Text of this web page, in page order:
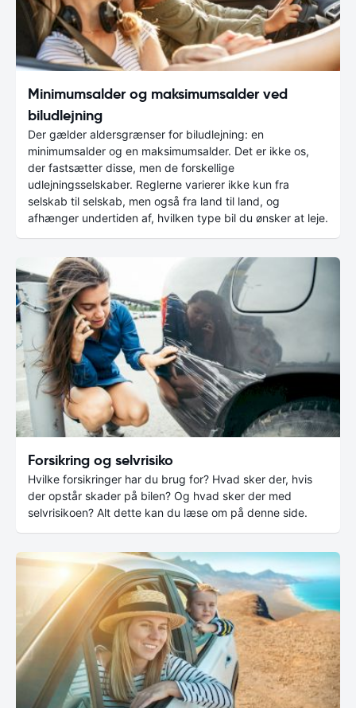
Minimumsalder og maksimumsalder ved
biludlejning
Der gælder aldersgrænser for biludlejning: en
minimumsalder og en maksimumsalder. Det er ikke os,
der fastsætter disse, men de forskellige
udlejningsselskaber. Reglerne varierer ikke kun fra
selskab til selskab, men også fra land til land, og
afhænger undertiden af, hvilken type bil du ønsker at leje.
Forsikring og selvrisiko
Hvilke forsikringer har du brug for? Hvad sker der, hvis
der opstår skader på bilen? Og hvad sker der med
selvrisikoen? Alt dette kan du læse om på denne side.